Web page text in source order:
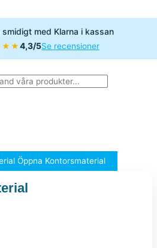
smidigt med Klarna i kassan
4,3/5Se recensioner
Öppna Kontorsmaterial